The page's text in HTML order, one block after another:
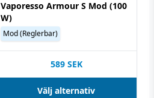
Vaporesso Armour S Mod (100
W)
Mod (Reglerbar)
589 SEK
Välj alternativ